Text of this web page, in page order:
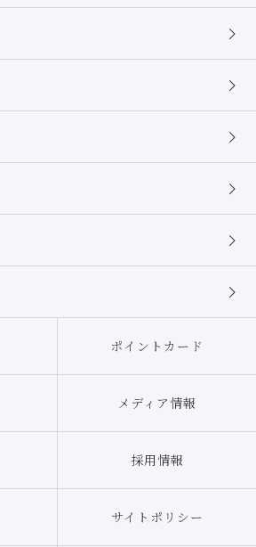
つ適切な措置を講じます。
の発送や情報処理等の目的で外部に業務委託する
しては、個人情報の保護水準が、本院が設定する
について
ことなく、第三者に提供致しません。
個人情報についての開示の請求がある場合、速や
り、ご本人から訂正・追加・削除の請求がある場
には、これらの請求に応じません。
まのプライバシーや個人情報を守ることに最大限
下にないサイトでは、本院にてお客さまの個人情
お客さまの個人情報を収集したり、掲示板の書き
ポイントカード
メディア情報
採用情報
サイトポリシー